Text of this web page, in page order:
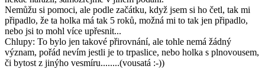
Nemůžu si pomoci, ale podle začátku, když jsem si ho četl, tak mi
připadlo, že ta holka má tak 5 roků, možná mi to tak jen připadlo,
nebo jsi to mohl více upřesnit...
Chlupy: To bylo jen takové přirovnání, ale tohle nemá žádný
význam, pořád nevím jestli je to trpaslice, nebo holka s plnovousem,
či bytost z jinýho vesmíru........(vousatá :-))